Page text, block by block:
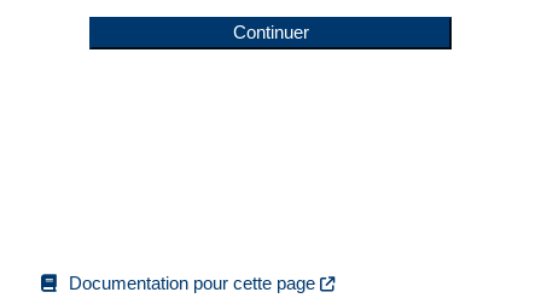
Continuer
Documentation pour cette page